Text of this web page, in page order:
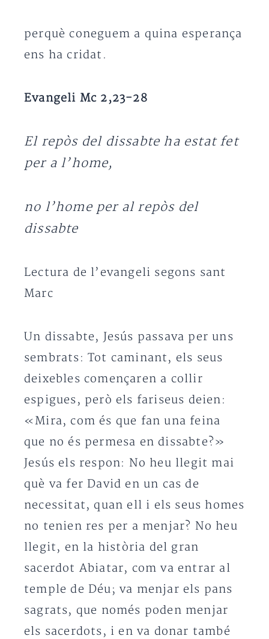
perquè coneguem a quina esperança
ens ha cridat.
Evangeli Mc 2,23-28
El repòs del dissabte ha estat fet
per a l’home,
no l’home per al repòs del
dissabte
Lectura de l’evangeli segons sant
Marc
Un dissabte, Jesús passava per uns
sembrats: Tot caminant, els seus
deixebles començaren a collir
espigues, però els fariseus deien:
«Mira, com és que fan una feina
que no és permesa en dissabte?»
Jesús els respon: No heu llegit mai
què va fer David en un cas de
necessitat, quan ell i els seus homes
no tenien res per a menjar? No heu
llegit, en la història del gran
sacerdot Abiatar, com va entrar al
temple de Déu; va menjar els pans
sagrats, que només poden menjar
els sacerdots, i en va donar també